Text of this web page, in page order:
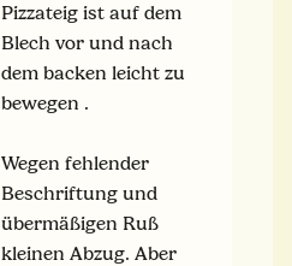
Pizzateig ist auf dem
Blech vor und nach
dem backen leicht zu
bewegen .
Wegen fehlender
Beschriftung und
übermäßigen Ruß
kleinen Abzug. Aber